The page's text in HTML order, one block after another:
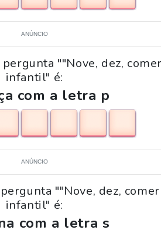
ANÚNCIO
""Nove, dez,
infantil" é:
com a letra p
ANÚNCIO
""Nove, dez, comer
infantil" é:
com a letra s